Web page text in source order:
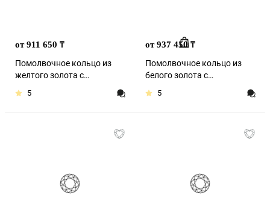
Помолвочное кольцо из
желтого золота с
от 911 650 ₸
5
Помолвочное кольцо из
белого золота с
от 937 450₸
5